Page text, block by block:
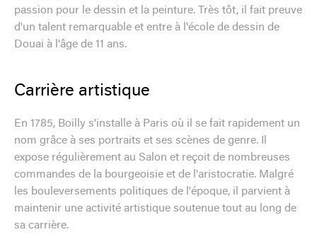
passion pour le dessin et la peinture. Très tôt, il fait preuve
d'un talent remarquable et entre à l'école de dessin de
Douai à l'âge de 11 ans.
Carrière artistique
En 1785, Boilly s'installe à Paris où il se fait rapidement un
nom grâce à ses portraits et ses scènes de genre. Il
expose régulièrement au Salon et reçoit de nombreuses
commandes de la bourgeoisie et de l'aristocratie. Malgré
les bouleversements politiques de l'époque, il parvient à
maintenir une activité artistique soutenue tout au long de
sa carrière.